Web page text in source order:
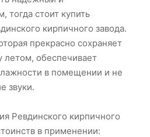
тогда стоит купить
кирпичного завода.
прекрасно сохраняет
летом, обеспечивает
в помещении и не
звуки.
Ревдинского кирпичного
в применении: